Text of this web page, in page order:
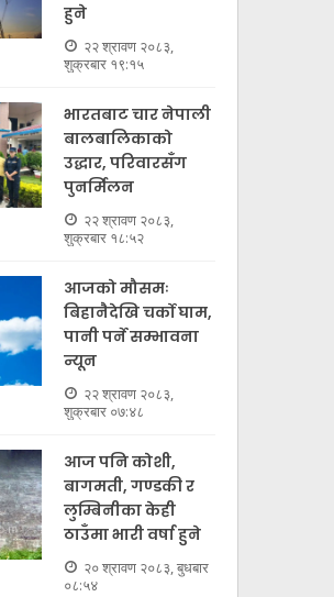
हुने
२२ श्रावण २०८३,
शुक्रबार १९:१५
भारतबाट चार नेपाली
बालबालिकाको
उद्धार, परिवारसँग
पुनर्मिलन
२२ श्रावण २०८३,
शुक्रबार १८:५२
आजको मौसमः
बिहानैदेखि चर्को घाम,
पानी पर्ने सम्भावना
न्यून
२२ श्रावण २०८३,
शुक्रबार ०७:४८
आज पनि कोशी,
बागमती, गण्डकी र
लुम्बिनीका केही
ठाउँमा भारी वर्षा हुने
२० श्रावण २०८३, बुधबार
०८:५४